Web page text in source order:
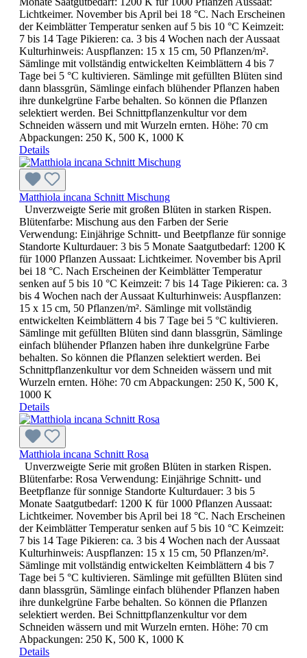
Lichtkeimer. November bis April bei 18 °C. Nach Erscheinen
der Keimblätter Temperatur senken auf 5 bis 10 °C Keimzeit:
7 bis 14 Tage Pikieren: ca. 3 bis 4 Wochen nach der Aussaat
Kulturhinweis: Auspflanzen: 15 x 15 cm, 50 Pflanzen/m².
Sämlinge mit vollständig entwickelten Keimblättern 4 bis 7
Tage bei 5 °C kultivieren. Sämlinge mit gefüllten Blüten sind
dann blassgrün, Sämlinge einfach blühender Pflanzen haben
ihre dunkelgrüne Farbe behalten. So können die Pflanzen
selektiert werden. Bei Schnittpflanzenkultur vor dem
Schneiden wässern und mit Wurzeln ernten. Höhe: 70 cm
Abpackungen: 250 K, 500 K, 1000 K
Details
Matthiola incana Schnitt Mischung
Unverzweigte Serie mit großen Blüten in starken Rispen.
Blütenfarbe: Mischung aus den Farben der Serie
Verwendung: Einjährige Schnitt- und Beetpflanze für sonnige
Standorte Kulturdauer: 3 bis 5 Monate Saatgutbedarf: 1200 K
für 1000 Pflanzen Aussaat: Lichtkeimer. November bis April
bei 18 °C. Nach Erscheinen der Keimblätter Temperatur
senken auf 5 bis 10 °C Keimzeit: 7 bis 14 Tage Pikieren: ca. 3
bis 4 Wochen nach der Aussaat Kulturhinweis: Auspflanzen:
15 x 15 cm, 50 Pflanzen/m². Sämlinge mit vollständig
entwickelten Keimblättern 4 bis 7 Tage bei 5 °C kultivieren.
Sämlinge mit gefüllten Blüten sind dann blassgrün, Sämlinge
einfach blühender Pflanzen haben ihre dunkelgrüne Farbe
behalten. So können die Pflanzen selektiert werden. Bei
Schnittpflanzenkultur vor dem Schneiden wässern und mit
Wurzeln ernten. Höhe: 70 cm Abpackungen: 250 K, 500 K,
1000 K
Details
Matthiola incana Schnitt Rosa
Unverzweigte Serie mit großen Blüten in starken Rispen.
Blütenfarbe: Rosa Verwendung: Einjährige Schnitt- und
Beetpflanze für sonnige Standorte Kulturdauer: 3 bis 5
Monate Saatgutbedarf: 1200 K für 1000 Pflanzen Aussaat:
Lichtkeimer. November bis April bei 18 °C. Nach Erscheinen
der Keimblätter Temperatur senken auf 5 bis 10 °C Keimzeit:
7 bis 14 Tage Pikieren: ca. 3 bis 4 Wochen nach der Aussaat
Kulturhinweis: Auspflanzen: 15 x 15 cm, 50 Pflanzen/m².
Sämlinge mit vollständig entwickelten Keimblättern 4 bis 7
Tage bei 5 °C kultivieren. Sämlinge mit gefüllten Blüten sind
dann blassgrün, Sämlinge einfach blühender Pflanzen haben
ihre dunkelgrüne Farbe behalten. So können die Pflanzen
selektiert werden. Bei Schnittpflanzenkultur vor dem
Schneiden wässern und mit Wurzeln ernten. Höhe: 70 cm
Abpackungen: 250 K, 500 K, 1000 K
Details